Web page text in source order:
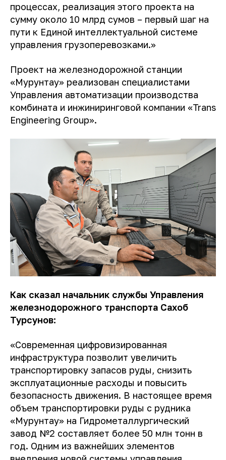
процессах, реализация этого проекта на
сумму около 10 млрд сумов – первый шаг на
пути к Единой интеллектуальной системе
управления грузоперевозками.»
Проект на железнодорожной станции
«Мурунтау» реализован специалистами
Управления автоматизации производства
комбината и инжиниринговой компании «Trans
Engineering Group».
Как сказал начальник службы Управления
железнодорожного транспорта Сахоб
Турсунов:
«Современная цифровизированная
инфраструктура позволит увеличить
транспортировку запасов руды, снизить
эксплуатационные расходы и повысить
безопасность движения. В настоящее время
объем транспортировки руды с рудника
«Мурунтау» на Гидрометаллургический
завод №2 составляет более 50 млн тонн в
год. Одним из важнейших элементов